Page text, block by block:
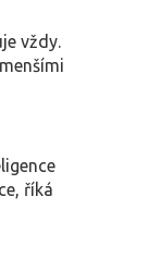
vždy.
říká